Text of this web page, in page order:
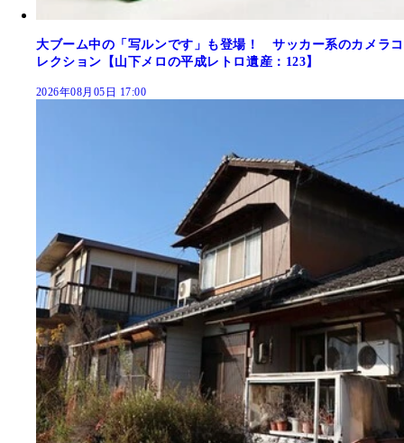
大ブーム中の「写ルンです」も登場！ サッカー系のカメラコ
レクション【山下メロの平成レトロ遺産：123】
2026年08月05日 17:00